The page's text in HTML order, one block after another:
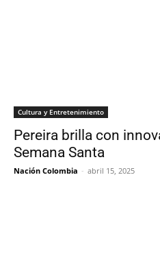
Cultura y Entretenimiento
Pereira brilla con
Semana Santa
Nación Colombia - abril 15, 2025